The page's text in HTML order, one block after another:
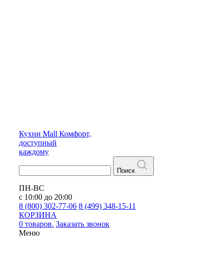
Кухни Mall Комфорт,
доступный
каждому
Поиск
ПН-ВС
с 10:00 до 20:00
8 (800) 302-77-06 8 (499) 348-15-11
КОРЗИНА
0 товаров. Заказать звонок
Меню